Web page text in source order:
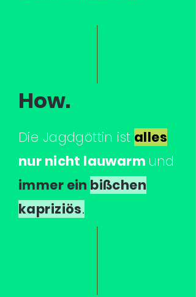
How.
Die Jagdgöttin ist alles
nur nicht lauwarm und
immer ein bißchen
kapriziös.